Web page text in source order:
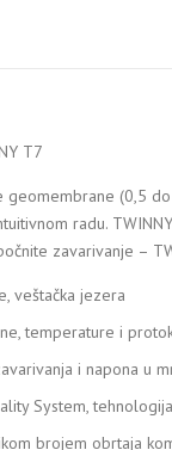
T7
(0,5
radu.
zavarivanje –
veštačka jezera
temperature i
i napona u
System,
brojem obrtaja